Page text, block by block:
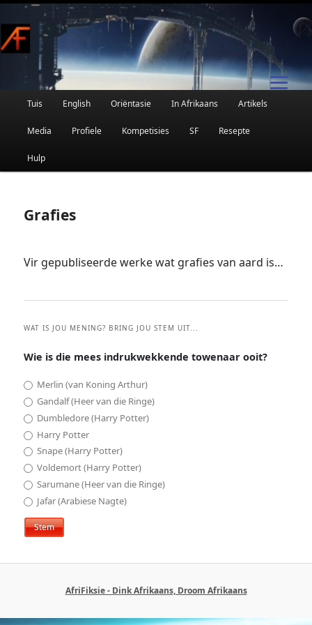
Skip
to
primary
content
Afrikaanse Wetenskapfiksie en Fantasie
Main
Tuis English Oriëntasie In Afrikaans Artikels
Media Profiele Kompetisies SF Resepte
Hulp
Grafies
Vir gepubliseerde werke wat grafies van aard is…
WAT IS JOU MENING? BRING JOU STEM UIT...
Wie is die mees indrukwekkende towenaar ooit?
Merlin (van Koning Arthur)
Gandalf (Heer van die Ringe)
Dumbledore (Harry Potter)
Harry Potter
Snape (Harry Potter)
Voldemort (Harry Potter)
Sarumane (Heer van die Ringe)
Jafar (Arabiese Nagte)
AfriFiksie - Dink Afrikaans, Droom Afrikaans